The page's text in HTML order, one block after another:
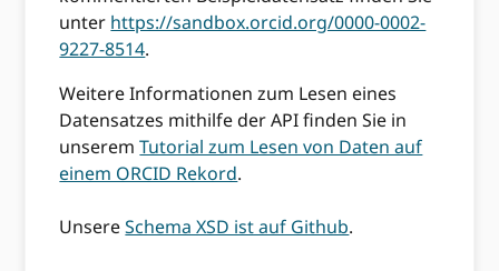
unter https://sandbox.orcid.org/0000-0002-
9227-8514.
Weitere Informationen zum Lesen eines
Datensatzes mithilfe der API finden Sie in
unseremTutorial zum Lesen von Daten auf
einem ORCID Rekord.
UnsereSchema XSD ist auf Github.